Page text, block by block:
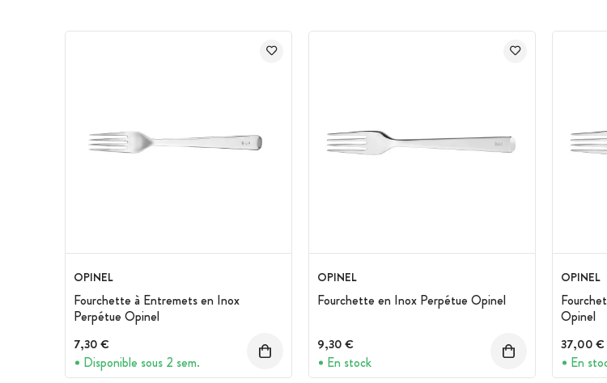
OPINEL
Fourchette à Entremets en Inox
Perpétue Opinel
7,30 €
Disponible sous 2 sem.
OPINEL
Fourchette en Inox Perpétue Opinel
9,30 €
En stock
OPINEL
Opinel
37,00 €
En